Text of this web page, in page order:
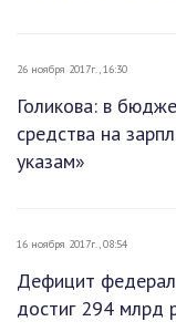
26 ноября 2017г., 16:30
Голикова: в
средства на
указам»
16 ноября 2017г., 08:54
Дефицит
достиг 294 млрд